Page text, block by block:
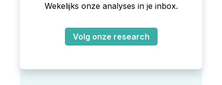
Wekelijks onze analyses in je inbox.
Volg onze research